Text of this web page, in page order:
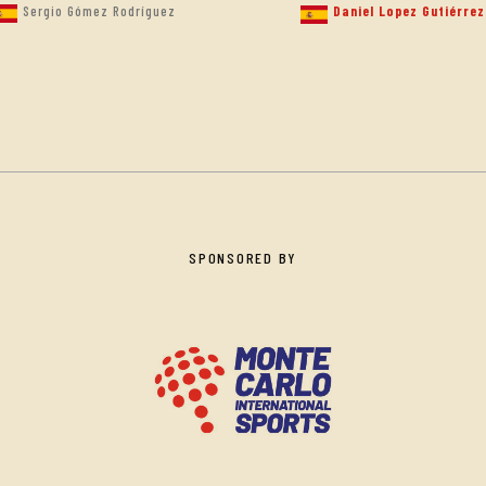
Sergio Gómez Rodríguez
Daniel Lopez Gutiérrez
SPONSORED BY